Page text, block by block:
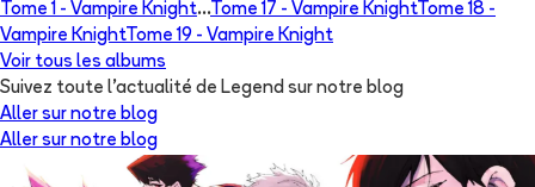
Tome 1 - Vampire Knight...Tome 17 - Vampire KnightTome 18 -
Vampire KnightTome 19 - Vampire Knight
Voir tous les albums
Suivez toute l'actualité de Legend sur notre blog
Aller sur notre blog
Aller sur notre blog